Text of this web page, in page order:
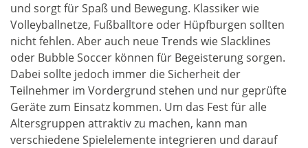
und sorgt für Spaß und Bewegung. Klassiker wie
Volleyballnetze, Fußballtore oder Hüpfburgen sollten
nicht fehlen. Aber auch neue Trends wie Slacklines
oder Bubble Soccer können für Begeisterung sorgen.
Dabei sollte jedoch immer die Sicherheit der
Teilnehmer im Vordergrund stehen und nur geprüfte
Geräte zum Einsatz kommen. Um das Fest für alle
Altersgruppen attraktiv zu machen, kann man
verschiedene Spielelemente integrieren und darauf